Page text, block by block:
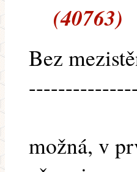
(40763)
Bez
možná, v